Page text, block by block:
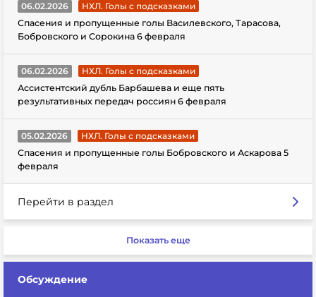
06.02.2026
НХЛ. Голы с подсказками
Спасения и пропущенные голы Василевского, Тарасова,
Бобровского и Сорокина 6 февраля
06.02.2026
НХЛ. Голы с подсказками
Ассистентский дубль Барбашева и еще пять
результативных передач россиян 6 февраля
05.02.2026
НХЛ. Голы с подсказками
Спасения и пропущенные голы Бобровского и Аскарова 5
февраля
Перейти в раздел
Показать еще
Обсуждение